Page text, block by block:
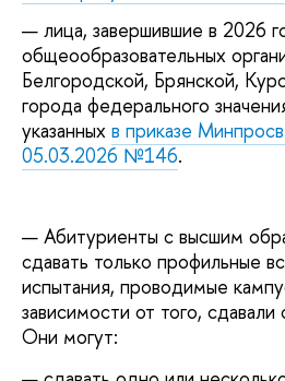
лица, завершившие в 2026
общеообразовательных
Белгородской, Брянской,
города федерального
указанных в приказе
05.03.2026 №146.
Абитуриенты с высшим
сдавать только профильные
испытания, проводимые
зависимости от того,
Они могут: